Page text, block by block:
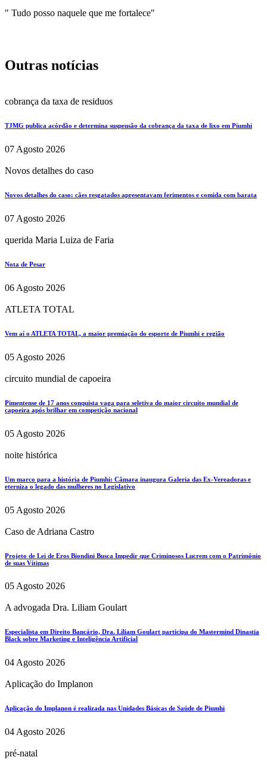
" Tudo posso naquele que me fortalece"
Outras notícias
cobrança da taxa de residuos
TJMG publica acórdão e determina suspensão da cobrança da taxa de lixo em Piumhi
07 Agosto 2026
Novos detalhes do caso
Novos detalhes do caso: cães resgatados apresentavam ferimentos e comida com barata
07 Agosto 2026
querida Maria Luiza de Faria
Nota de Pesar
06 Agosto 2026
ATLETA TOTAL
Vem aí o ATLETA TOTAL, a maior premiação do esporte de Piumhi e região
05 Agosto 2026
circuito mundial de capoeira
Pimentense de 17 anos conquista vaga para seletiva do maior circuito mundial de
capoeira após brilhar em competição nacional
05 Agosto 2026
noite histórica
Um marco para a história de Piumhi: Câmara inaugura Galeria das Ex-Vereadoras e
eterniza o legado das mulheres no Legislativo
05 Agosto 2026
Caso de Adriana Castro
Projeto de Lei de Eros Biondini Busca Impedir que Criminosos Lucrem com o Patrimônio
de suas Vítimas
05 Agosto 2026
A advogada Dra. Liliam Goulart
Especialista em Direito Bancário, Dra. Liliam Goulart participa do Mastermind Dinastia
Black sobre Marketing e Inteligência Artificial
04 Agosto 2026
Aplicação do Implanon
Aplicação do Implanon é realizada nas Unidades Básicas de Saúde de Piumhi
04 Agosto 2026
pré-natal